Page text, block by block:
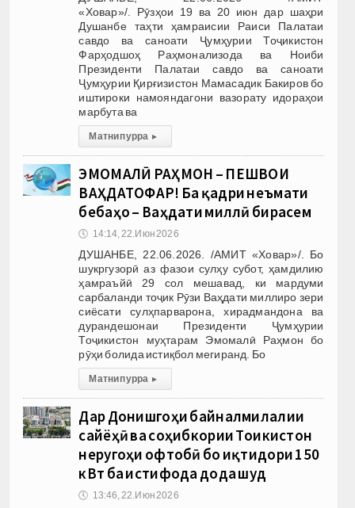
«Ховар»/. Рӯзҳои 19 ва 20 июн дар шаҳри
Душанбе таҳти ҳамраисии Раиси Палатаи
савдо ва саноати Ҷумҳурии Тоҷикистон
Фарҳодшоҳ Раҳмонализода ва Ноиби
Президенти Палатаи савдо ва саноати
Ҷумҳурии Қирғизистон Мамасадик Бакиров бо
иштироки намояндагони вазорату идораҳои
марбута ва
Матни пурра ▸
ЭМОМАЛӢ РАҲМОН – ПЕШВОИ
ВАҲДАТОФАР! Ба қадри неъмати
бебаҳо – Ваҳдати миллӣ бирасем
🕔 14:14, 22.Июн 2026
ДУШАНБЕ, 22.06.2026. /АМИТ «Ховар»/. Бо
шукргузорӣ аз фазои сулҳу субот, ҳамдилию
ҳамраъйӣ 29 сол мешавад, ки мардуми
сарбаланди тоҷик Рӯзи Ваҳдати миллиро зери
сиёсати сулҳпарварона, хирадмандона ва
дурандешонаи Президенти Ҷумҳурии
Тоҷикистон муҳтарам Эмомалӣ Раҳмон бо
рӯҳи болида истиқбол мегиранд. Бо
Матни пурра ▸
Дар Донишгоҳи байналмилалии
сайёҳӣ ва соҳибкории Тоҷикистон
неругоҳи офтобӣ бо иқтидори 150
кВт ба истифода дода шуд
🕔 13:46, 22.Июн 2026